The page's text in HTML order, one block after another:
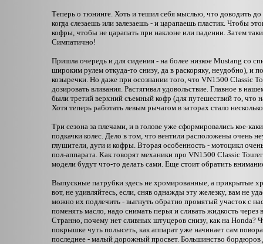
Теперь о тюнинге. Хоть и тешил себя мыслью, что доводить
когда слезаешь или залезаешь - и царапаешь пластик. Чтобы
кофры, чтобы не царапать при наклоне или падении. Затем
Симпатично!
Пришла очередь и для сидения - на более низкое Mustang со
широким рулем откуда-то снизу, да в раскоряку, неудобно), и
козыречки. Но даже при осознании того, что VN1500 Classic
дозировать вливания. Растягивал удовольствие. Главное в
были третий верхний съемный кофр (для путешествий то, что
Хотя теперь работать левым рычагом в заторах стало
Три сезона за плечами, и в голове уже сформировались кое-
подкачки колес. Дело в том, что вентили расположены очень
глушители, дуги и кофры. Вторая особенность - мотоцикл
пол-аппарата. Как говорят механики про VN1500 Classic
модели будут что-то делать сами. Еще стоит обратить
Выпускные патрубки здесь не хромированные, а прикрытые
вот, не удивляйтесь, если, сняв однажды эту железку, вам не
можно их подлечить - выгнуть обратно промятый участок с
поменять масло, надо снимать перья и сливать жидкость
Странно, почему нет сливных штуцеров снизу, как на Honda?
покрышке чуть полысеть, как аппарат уже начинает сам
последнее - малый дорожный просвет. Большинство